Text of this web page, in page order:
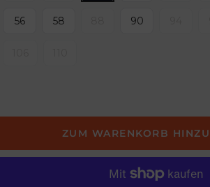
56 58 90
ZUM WARENKORB